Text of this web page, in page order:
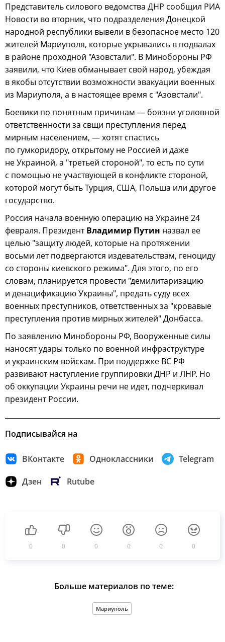
Представитель силового ведомства ДНР сообщил РИА
Новости во вторник, что подразделения Донецкой
народной республики вывели в безопасное место 120
жителей Мариуполя, которые укрывались в подвалах
в районе проходной "Азовстали". В Минобороны РФ
заявили, что Киев обманывает свой народ, убеждая
в якобы отсутствии возможности эвакуации военных
из Мариуполя, а в настоящее время с "Азовстали".
Боевики по понятным причинам — боязни уголовной
ответственности за свщи преступления перед
мирным населением, — хотят спастись
по гумкоридору, открытому не Россией и даже
не Украиной, а "третьей стороной", то есть по сути
с помощью не участвующей в конфликте стороной,
которой могут быть Турция, США, Польша или другое
государство.
Россия начала военную операцию на Украине 24
февраля. ПрезидентВладимир Путин назвал ее
целью "защиту людей, которые на протяжении
восьми лет подвергаются издевательствам, геноциду
со стороны киевского режима". Для этого, по его
словам, планируется провести "демилитаризацию
и денацификацию Украины", предать суду всех
военных преступников, ответственных за "кровавые
преступления против мирных жителей" Донбасса.
По заявлению Минобороны РФ, Вооруженные силы
наносят удары только по военной инфраструктуре
и украинским войскам. При поддержке ВС РФ
развивают наступление группировки ДНР и ЛНР. Но
об оккупации Украины речи не идет, подчеркивал
президент России.
Подписывайся на
ВКонтакте Одноклассники Telegram
Дзен Rutube
0 0 0 0 0 0
Больше материалов по теме:
Мариуполь